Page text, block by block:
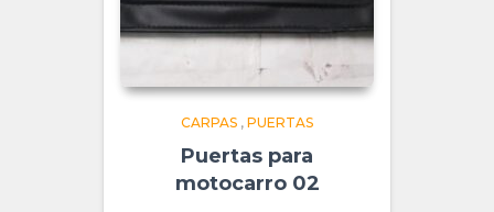
CARPAS , PUERTAS
Puertas para
motocarro 02